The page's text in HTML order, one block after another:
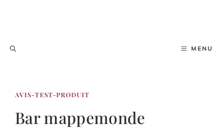
MENU
AVIS-TEST-PRODUIT
Bar mappemonde